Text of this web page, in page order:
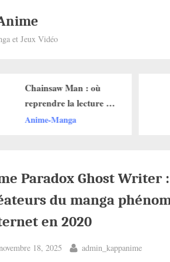
et Jeux Vidéo
Chainsaw Man : où
reprendre la lecture du
manga après avoir vu le
Anime-Manga
Paradox Ghost Writer
du manga
en 2020
18, 2025 By
admin_kappanime